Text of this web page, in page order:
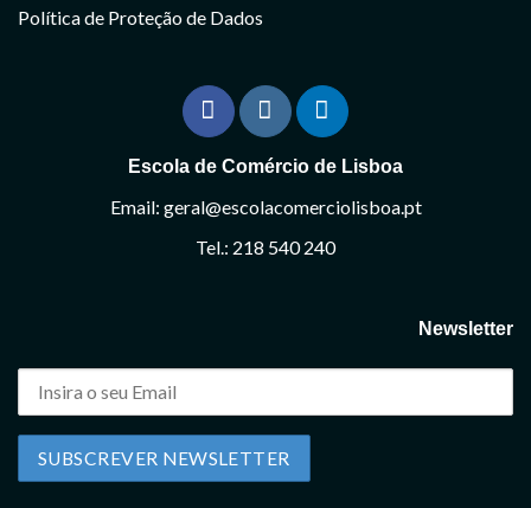
Política de Proteção de Dados
Escola de Comércio de Lisboa
Email: geral@escolacomerciolisboa.pt
Tel.: 218 540 240
Newsletter